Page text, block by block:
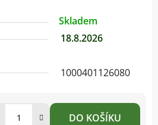
Skladem
18.8.2026
1000401126080
DO KOŠÍKU